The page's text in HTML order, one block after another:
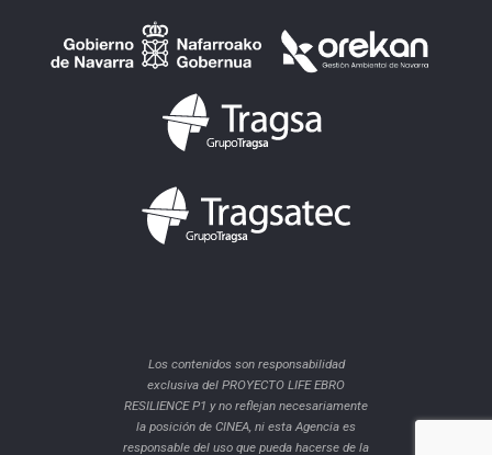
Los contenidos son responsabilidad
exclusiva del PROYECTO LIFE EBRO
RESILIENCE P1 y no reflejan necesariamente
la posición de CINEA, ni esta Agencia es
responsable del uso que pueda hacerse de la